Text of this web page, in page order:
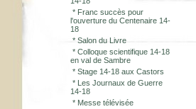
* Franc succès pour
l'ouverture du Centenaire 14-
18
* Salon du Livre
* Colloque scientifique 14-18
en val de Sambre
* Stage 14-18 aux Castors
* Les Journaux de Guerre
14-18
* Messe télévisée